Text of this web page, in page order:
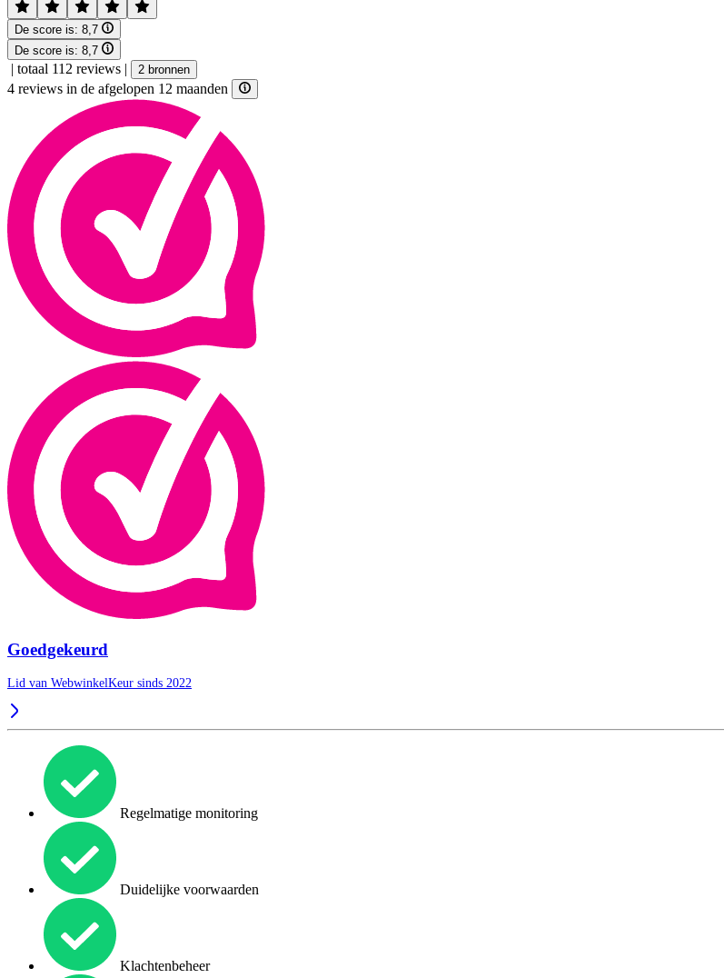
De score is: 8,7
De score is: 8,7
| totaal 112 reviews | 2 bronnen
4 reviews in de afgelopen 12 maanden
Goedgekeurd
Lid van WebwinkelKeur sinds 2022
Regelmatige monitoring
Duidelijke voorwaarden
Klachtenbeheer